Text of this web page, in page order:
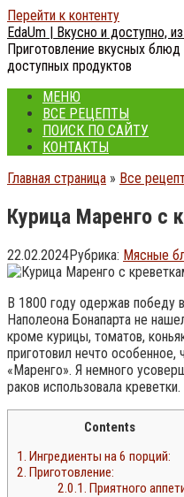
Перейти к контенту
EdaUm | Вкусно и доступно,
Приготовление вкусных
доступных продуктов
МЕНЮ
ВСЕ РЕЦЕПТЫ
ПОИСК ПО САЙТУ
КОНТАКТЫ
Главная страница » Все
Курица Маренго с
22.02.2024Рубрика: Мясные
В 1800 году одержав победу
Наполеона Бонапарта не
кроме курицы, томатов,
приготовил нечто особенное,
«Маренго». Я немного
раков использовала креветки.
Contents
1. Ингредиенты на 6 порций:
2. Приготовление:
2.0.1. Приятного